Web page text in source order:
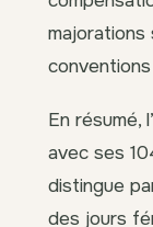
majorations
En résumé,
avec ses
distingue
des jours